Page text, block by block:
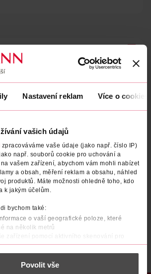
Nastavení reklam Více o cookies
vašich údajů
zpracováváme vaše údaje (jako např. číslo IP)
např. souborů cookie pro uchování a
vašem zařízení, abychom vám mohli nabízet
a obsah, měření reklam a obsahu, náhled
produktů. Máte možnosti ohledně toho, kdo
k jakým účelům.
bychom také:
o vaší geografické poloze, které
na několik metrů
zařízení pomocí aktivního skenování pro
(otisk prstu)
zpracováváme vaše osobní údaje, a nastavte
podrobnostmi . Svůj souhlas můžete kdykoliv
Povolit vše
Zapomenuté heslo
PŘIHLÁSIT SE
CLUBu a můžete čerpat výhody naplno. Zjistit více